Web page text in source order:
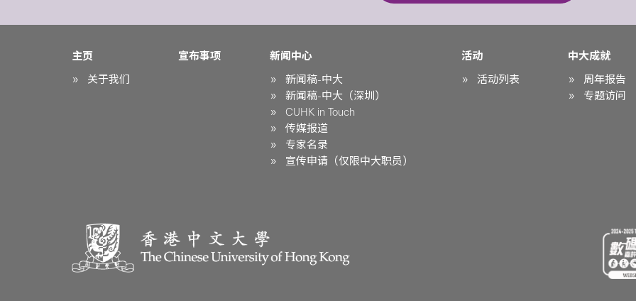
主页
关于我们
宣布事项
新闻中心
新闻稿-中大
新闻稿-中大（深圳）
CUHK in Touch
传媒报道
专家名录
宣传申请（仅限中大职员）
活动
活动列表
中大成就
周年报告
专题访问